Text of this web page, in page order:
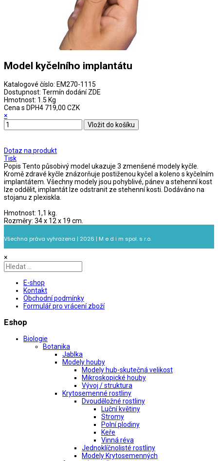
Model kyčelního implantátu
Katalogové číslo: EM270-1115
Dostupnost: Termín dodání ZDE
Hmotnost: 1.5 Kg
Cena s DPH4 719,00 CZK
×
Dotaz na produkt
Tisk
Popis Tento působivý model ukazuje 3 zmenšené modely kyčle.
Kromě zdravé kyčle znázorňuje postiženou kyčel a koleno s kyčelním
implantátem. Všechny modely jsou pohyblivé, pánev a stehenní kost
lze oddělit, implantát lze odstranit ze stehenní kosti. Dodáváno na
stojanu z plexiskla.
Hmotnost: 1,1 kg.
Rozměry: 34 x 12 x 19 cm.
Všechna práva vyhrazena | 2026 | M e d i m spol. s r.o.
×
E-shop
Kontakt
Obchodní podmínky
Formulář pro vrácení zboží
Eshop
Biologie
Botanika
Jablka
Modely houby
Modely hub-skutečná velikost
Mikroskopické houby
Vývoj / struktura
Krytosemenné rostliny
Dvouděložné rostliny
Luční květiny
Stromy
Polní plodiny
Keře
Vinná réva
Jednoklíčnolisté rostliny
Modely Krytosemenných